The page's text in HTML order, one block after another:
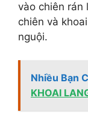
vào chiên rán
chiên và
nguội.
Nhiều Bạn
KHOAI